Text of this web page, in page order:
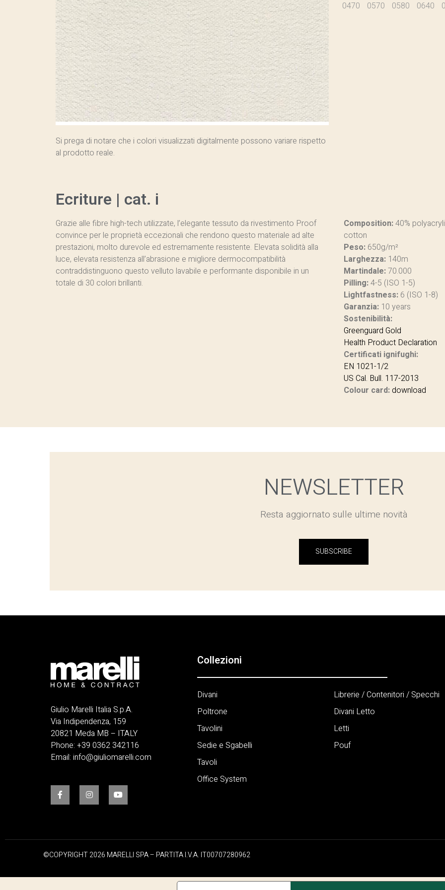
Si prega di notare che i colori visualizzati digitalmente possono variare rispetto
al prodotto reale.
0470 0570 0580 0640
Ecriture | cat. i
Grazie alle fibre high-tech utilizzate, l’elegante tessuto da rivestimento Proof
convince per le proprietà eccezionali che rendono questo materiale ad alte
prestazioni, molto durevole ed estremamente resistente. Elevata solidità alla
luce, elevata resistenza all’abrasione e migliore dermocompatibilità
contraddistinguono questo velluto lavabile e performante disponibile in un
totale di 30 colori brillanti.
Composition:40%
cotton
Peso: 650g/m²
Larghezza: 140m
Martindale:70.000
Pilling:4-5 (ISO 1-5)
Lightfastness: 6 (ISO 1-8)
Garanzia: 10 years
Sostenibilità:
Greenguard Gold
Health Product Declaration
Certificati ignifughi:
EN 1021-1/2
US Cal. Bull. 117-2013
Colour card:download
NEWSLETTER
Resta aggiornato sulle ultime novità
SUBSCRIBE
Giulio Marelli Italia S.p.A.
Via Indipendenza, 159
20821 Meda MB – ITALY
Phone: +39 0362 342116
Email: info@giuliomarelli.com
Collezioni
Divani
Poltrone
Tavolini
Sedie e Sgabelli
Tavoli
Office System
Librerie / Contenitori / Specchi
Divani Letto
Letti
Pouf
©COPYRIGHT 2026 MARELLI SPA – PARTITA I.V.A. IT00707280962